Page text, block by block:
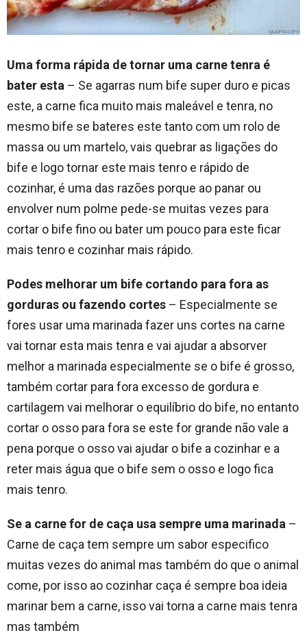
Uma forma rápida de tornar uma carne tenra é
bater esta – Se agarras num bife super duro e picas
este, a carne fica muito mais maleável e tenra, no
mesmo bife se bateres este tanto com um rolo de
massa ou um martelo, vais quebrar as ligações do
bife e logo tornar este mais tenro e rápido de
cozinhar, é uma das razões porque ao panar ou
envolver num polme pede-se muitas vezes para
cortar o bife fino ou bater um pouco para este ficar
mais tenro e cozinhar mais rápido.
Podes melhorar um bife cortando para fora as
gorduras ou fazendo cortes – Especialmente se
fores usar uma marinada fazer uns cortes na carne
vai tornar esta mais tenra e vai ajudar a absorver
melhor a marinada especialmente se o bife é grosso,
também cortar para fora excesso de gordura e
cartilagem vai melhorar o equilíbrio do bife, no entanto
cortar o osso para fora se este for grande não vale a
pena porque o osso vai ajudar o bife a cozinhar e a
reter mais água que o bife sem o osso e logo fica
mais tenro.
Se a carne for de caça usa sempre uma marinada –
Carne de caça tem sempre um sabor especifico
muitas vezes do animal mas também do que o animal
come, por isso ao cozinhar caça é sempre boa ideia
marinar bem a carne, isso vai torna a carne mais tenra
mas também